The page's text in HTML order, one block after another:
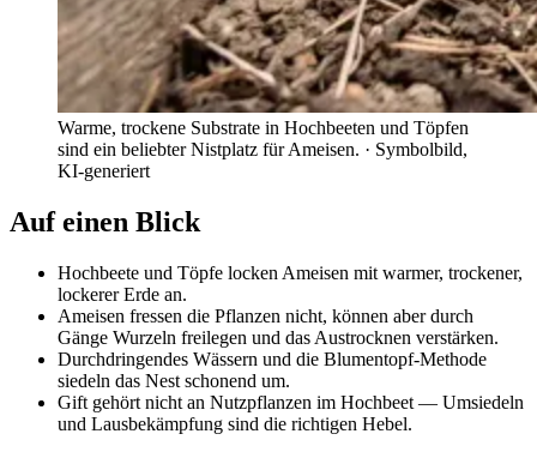
Warme, trockene Substrate in Hochbeeten und Töpfen
sind ein beliebter Nistplatz für Ameisen. · Symbolbild,
KI-generiert
Auf einen Blick
Hochbeete und Töpfe locken Ameisen mit warmer, trockener,
lockerer Erde an.
Ameisen fressen die Pflanzen nicht, können aber durch
Gänge Wurzeln freilegen und das Austrocknen verstärken.
Durchdringendes Wässern und die Blumentopf-Methode
siedeln das Nest schonend um.
Gift gehört nicht an Nutzpflanzen im Hochbeet — Umsiedeln
und Lausbekämpfung sind die richtigen Hebel.